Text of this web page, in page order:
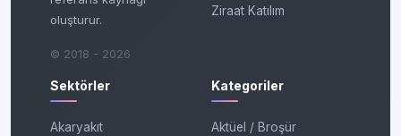
oluşturur.
© 2018 - 2026
Ziraat Katılım
Sektörler
Akaryakıt
Kategoriler
Aktüel / Broşür